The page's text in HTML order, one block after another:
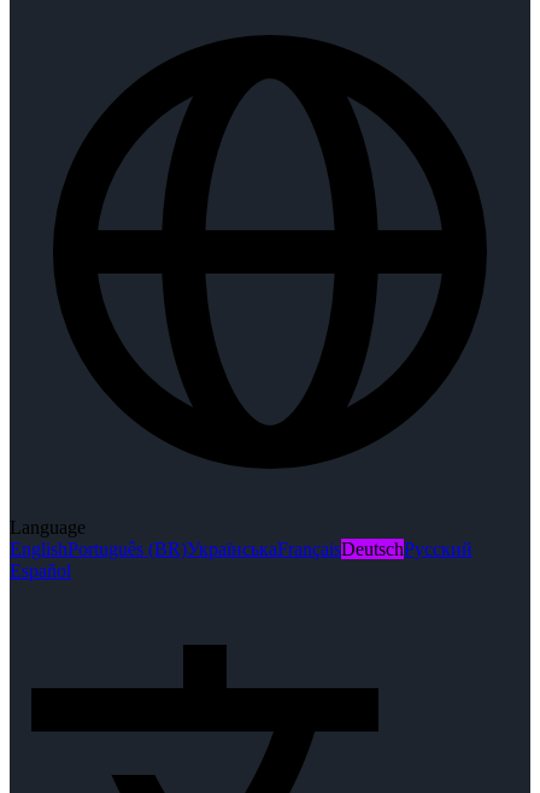
Language
EnglishPortuguês (BR)УкраїнськаFrançaisDeutschРусский
Español